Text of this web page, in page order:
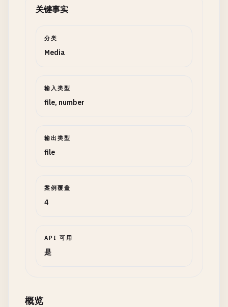
关键事实
分类
Media
输入类型
file, number
输出类型
file
案例覆盖
4
API 可用
是
概览